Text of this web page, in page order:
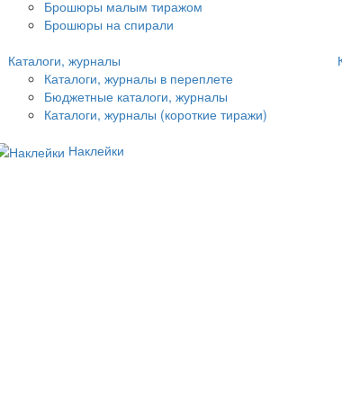
Брошюры малым тиражом
Брошюры на спирали
Каталоги, журналы
Каталоги, журналы в переплете
Бюджетные каталоги, журналы
Каталоги, журналы (короткие тиражи)
Наклейки